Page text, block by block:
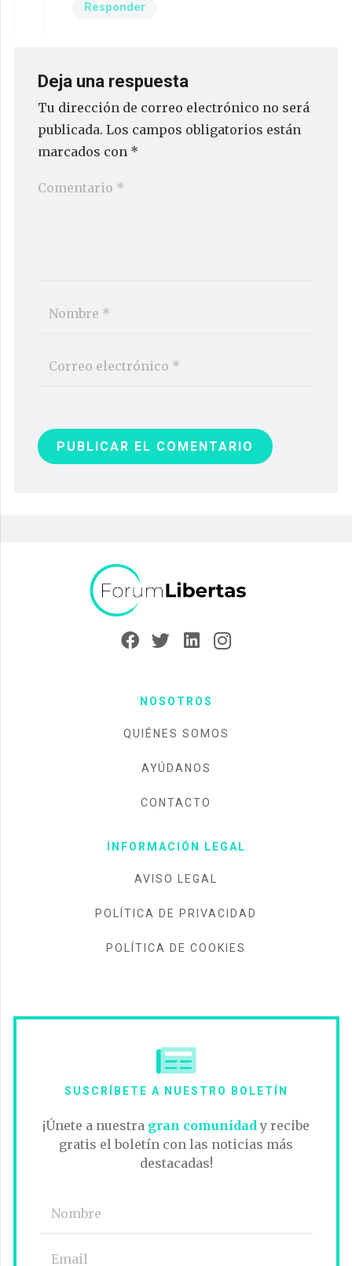
Responder
Deja una respuesta
Tu dirección de correo electrónico no será
publicada. Los campos obligatorios están
marcados con *
PUBLICAR EL COMENTARIO
NOSOTROS
QUIÉNES SOMOS
AYÚDANOS
CONTACTO
INFORMACIÓN LEGAL
AVISO LEGAL
POLÍTICA DE PRIVACIDAD
POLÍTICA DE COOKIES
SUSCRÍBETE A NUESTRO BOLETÍN
¡Únete a nuestra gran comunidady recibe
gratis el boletín con las noticias más
destacadas!